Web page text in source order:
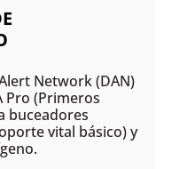
Network (DAN)
Pro (Primeros
buceadores
vital básico) y